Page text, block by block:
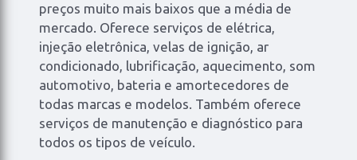
preços muito mais baixos que a média de
mercado. Oferece serviços de elétrica,
injeção eletrônica, velas de ignição, ar
condicionado, lubrificação, aquecimento, som
automotivo, bateria e amortecedores de
todas marcas e modelos. Também oferece
serviços de manutenção e diagnóstico para
todos os tipos de veículo.